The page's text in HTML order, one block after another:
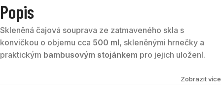
Popis
Skleněná čajová souprava ze zatmaveného skla s
konvičkou o objemu cca 500 ml, skleněnými hrnečky a
praktickým bambusovým stojánkem pro jejich uložení.
Zobrazit více